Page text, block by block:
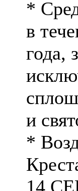
*
в
года,
и
*
14